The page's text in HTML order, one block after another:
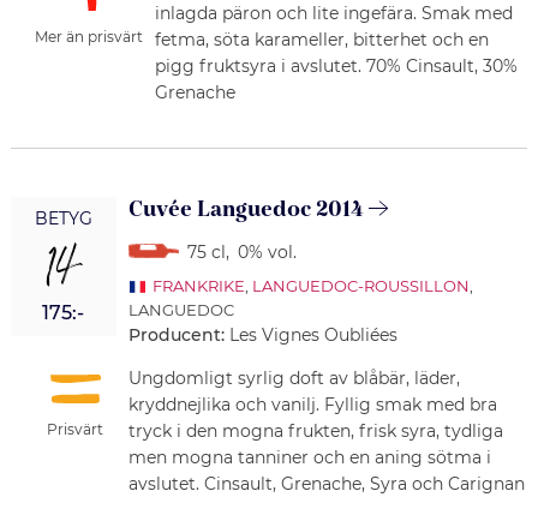
Mer än prisvärt
inlagda päron och lite ingefära. Smak med
fetma, söta karameller, bitterhet och en
pigg fruktsyra i avslutet. 70% Cinsault, 30%
Grenache
BETYG
14
175:-
Prisvärt
Cuvée Languedoc 2014
75 cl, 0% vol.
FRANKRIKE LANGUEDOC-ROUSSILLON
LANGUEDOC
Producent: Les Vignes Oubliées
Ungdomligt syrlig doft av blåbär, läder,
kryddnejlika och vanilj. Fyllig smak med bra
tryck i den mogna frukten, frisk syra, tydliga
men mogna tanniner och en aning sötma i
avslutet. Cinsault, Grenache, Syra och Carignan